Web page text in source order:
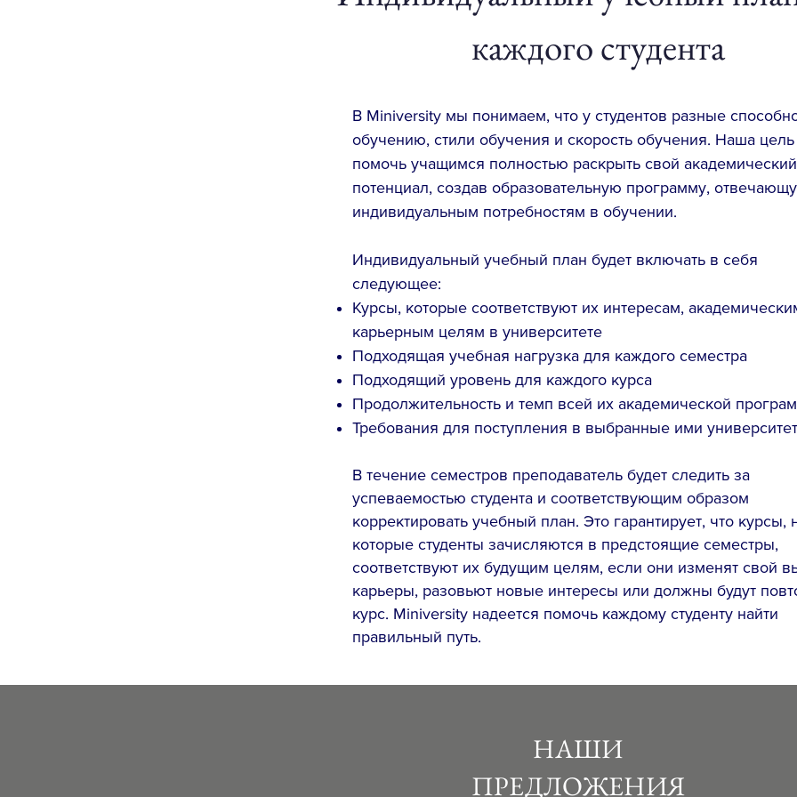
каждого студента
В Miniversity мы понимаем, что у студентов разные
обучению, стили обучения и скорость обучения. Наша
помочь учащимся полностью раскрыть свой академический
потенциал, создав образовательную программу,
индивидуальным потребностям в обучении.
Индивидуальный учебный план будет включать в себя
следующее:
Курсы, которые соответствуют их интересам,
карьерным целям в университете
Подходящая учебная нагрузка для каждого семестра
Подходящий уровень для каждого курса
Продолжительность и темп всей их академической
Требования для поступления в выбранные ими
В течение семестров преподаватель будет следить за
успеваемостью студента и соответствующим образом
корректировать учебный план. Это гарантирует, что курсы,
которые студенты зачисляются в предстоящие семестры,
соответствуют их будущим целям, если они изменят свой
карьеры, разовьют новые интересы или должны будут
курс. Miniversity надеется помочь каждому студенту найти
правильный путь.
НАШИ
ПРЕДЛОЖЕНИЯ